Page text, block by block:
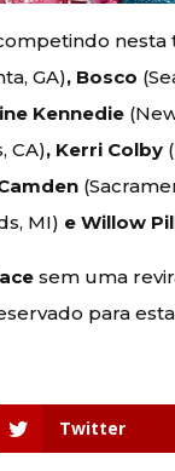
GA), Bosco
Kennedie
CA), Kerri Colby
MI) e Willow
sem uma
para
Twitter